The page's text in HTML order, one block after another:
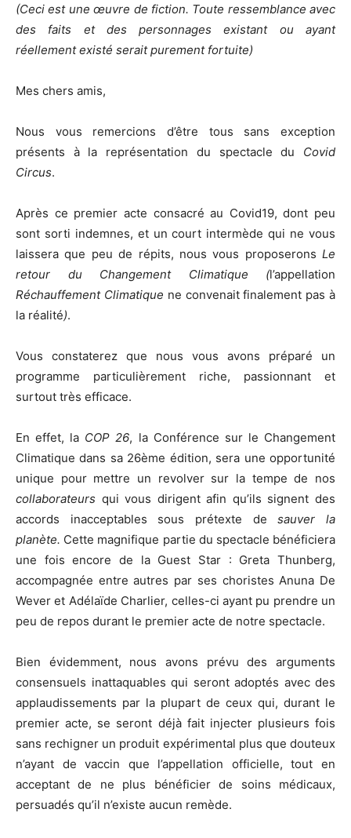
(Ceci est une œuvre de fiction. Toute ressemblance avec
des faits et des personnages existant ou ayant
réellement existé serait purement fortuite)
Mes chers amis,
Nous vous remercions d’être tous sans exception
présents à la représentation du spectacle du Covid
Circus.
Après ce premier acte consacré au Covid19, dont peu
sont sorti indemnes, et un court intermède qui ne vous
laissera que peu de répits, nous vous proposerons Le
retour du Changement Climatique (l’appellation
Réchauffement Climatique ne convenait finalement pas à
la réalité).
Vous constaterez que nous vous avons préparé un
programme particulièrement riche, passionnant et
surtout très efficace.
En effet, la COP 26, la Conférence sur le Changement
Climatique dans sa 26ème édition, sera une opportunité
unique pour mettre un revolver sur la tempe de nos
collaborateurs qui vous dirigent afin qu’ils signent des
accords inacceptables sous prétexte desauver la
planète. Cette magnifique partie du spectacle bénéficiera
une fois encore de la Guest Star : Greta Thunberg,
accompagnée entre autres par ses choristes Anuna De
Wever et Adélaïde Charlier, celles-ci ayant pu prendre un
peu de repos durant le premier acte de notre spectacle.
Bien évidemment, nous avons prévu des arguments
consensuels inattaquables qui seront adoptés avec des
applaudissements par la plupart de ceux qui, durant le
premier acte, se seront déjà fait injecter plusieurs fois
sans rechigner un produit expérimental plus que douteux
n’ayant de vaccin que l’appellation officielle, tout en
acceptant de ne plus bénéficier de soins médicaux,
persuadés qu’il n’existe aucun remède.